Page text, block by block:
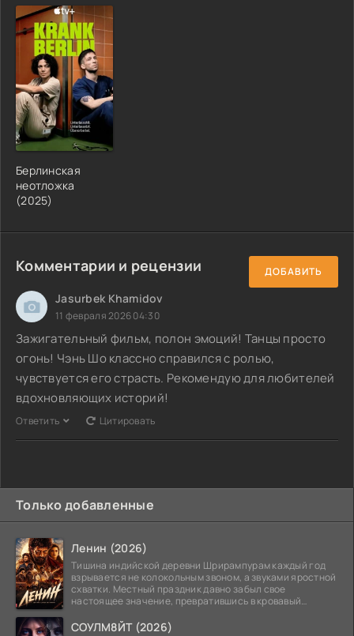
Берлинская
неотложка
(2025)
Комментарии и рецензии ДОБАВИТЬ
Jasurbek Khamidov
11 февраля 2026 04:30
Зажигательный фильм, полон эмоций! Танцы просто
огонь! Чэнь Шо классно справился с ролью,
чувствуется его страсть. Рекомендую для любителей
вдохновляющих историй!
Ответить Цитировать
Только добавленные
Ленин (2026)
Тишина индийской деревни Шрирампурам каждый год
взрывается не колокольным звоном, а звуками яростной
схватки. Местный праздник давно забыл свое
настоящее значение, превратившись в кровавый
СОУЛМ8ЙТ (2026)